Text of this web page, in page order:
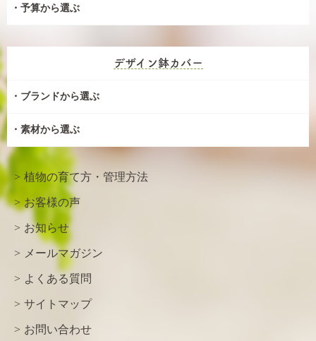
予算から選ぶ
デザイン鉢カバー
ブランドから選ぶ
素材から選ぶ
植物の育て方・管理方法
お客様の声
お知らせ
メールマガジン
よくある質問
サイトマップ
お問い合わせ